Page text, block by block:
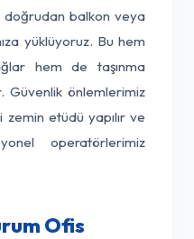
doğrudan balkon veya
yüklüyoruz. Bu hem
hem de taşınma
Güvenlik önlemlerimiz
etüdü yapılır ve
operatörlerimiz
Ofis